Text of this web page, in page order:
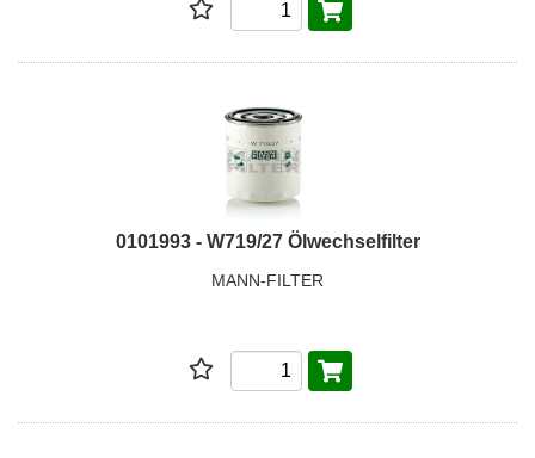
0101993 - W719/27 Ölwechselfilter
MANN-FILTER